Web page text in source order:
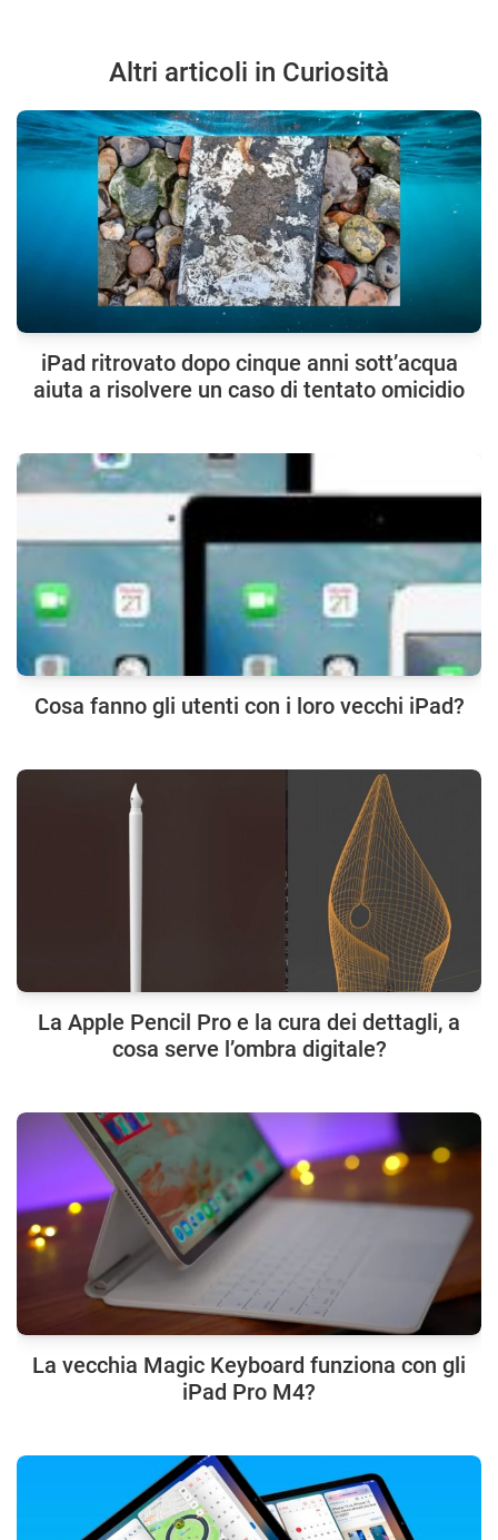
Altri articoli in Curiosità
iPad ritrovato dopo cinque anni sott’acqua
aiuta a risolvere un caso di tentato omicidio
Cosa fanno gli utenti con i loro vecchi iPad?
La Apple Pencil Pro e la cura dei dettagli, a
cosa serve l’ombra digitale?
La vecchia Magic Keyboard funziona con gli
iPad Pro M4?